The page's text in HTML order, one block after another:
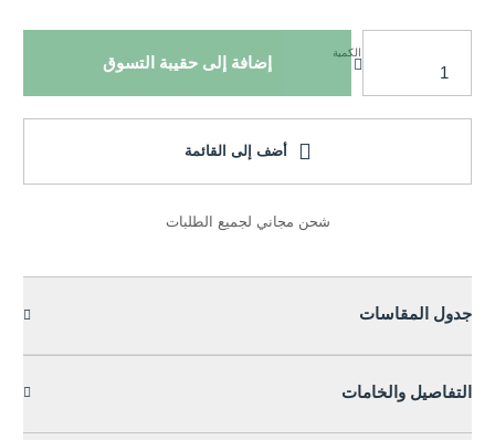
الكمية
إضافة إلى حقيبة التسوق
أضف إلى القائمة
شحن مجاني لجميع الطلبات
جدول المقاسات
التفاصيل والخامات